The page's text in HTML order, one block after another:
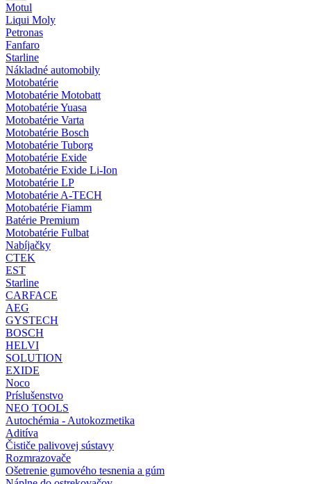
Motul
Liqui Moly
Petronas
Fanfaro
Starline
Nákladné automobily
Motobatérie
Motobatérie Motobatt
Motobatérie Yuasa
Motobatérie Varta
Motobatérie Bosch
Motobatérie Tuborg
Motobatérie Exide
Motobatérie Exide Li-Ion
Motobatérie LP
Motobatérie A-TECH
Motobatérie Fiamm
Batérie Premium
Motobatérie Fulbat
Nabíjačky
CTEK
EST
Starline
CARFACE
AEG
GYSTECH
BOSCH
HELVI
SOLUTION
EXIDE
Noco
Príslušenstvo
NEO TOOLS
Autochémia - Autokozmetika
Aditíva
Čističe palivovej sústavy
Rozmrazovače
Ošetrenie gumového tesnenia a gúm